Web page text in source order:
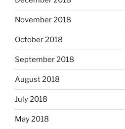
November 2018
October 2018
September 2018
August 2018
July 2018
May 2018